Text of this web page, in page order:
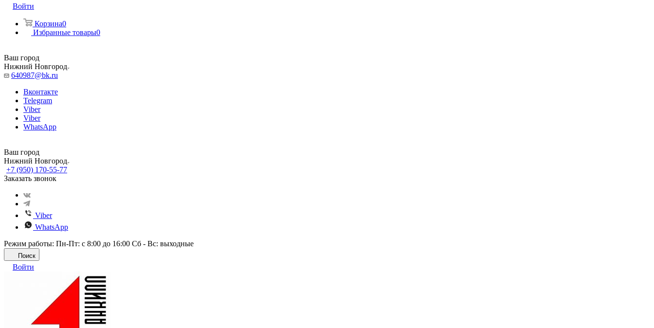
Войти
Корзина0
Избранные товары0
Ваш город
Нижний Новгород
640987@bk.ru
Вконтакте
Telegram
Viber
Viber
WhatsApp
Ваш город
Нижний Новгород
+7 (950) 170-55-77
Заказать звонок
Viber
WhatsApp
Режим работы: Пн-Пт: с 8:00 до 16:00 Сб - Вс: выходные
Поиск
Войти